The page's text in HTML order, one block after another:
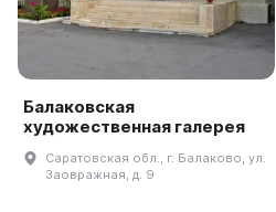
Балаковская
художественная галерея
Саратовская обл., г. Балаково, ул.
Заовражная, д. 9